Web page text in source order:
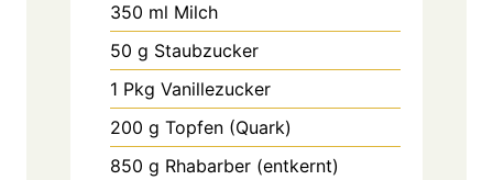
350 ml Milch
50 g Staubzucker
1 Pkg Vanillezucker
200 g Topfen (Quark)
850 g Rhabarber (entkernt)